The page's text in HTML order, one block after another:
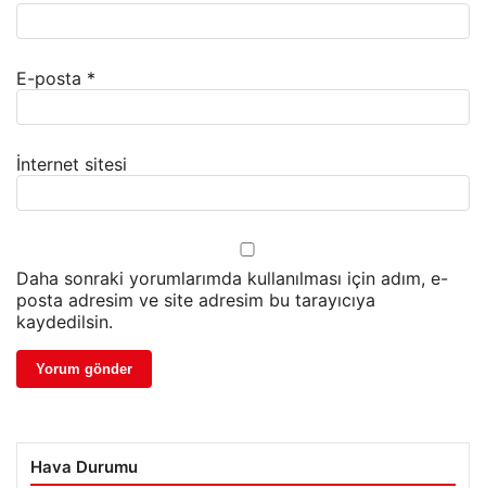
E-posta *
İnternet sitesi
Daha sonraki yorumlarımda kullanılması için adım, e-
posta adresim ve site adresim bu tarayıcıya
kaydedilsin.
Hava Durumu